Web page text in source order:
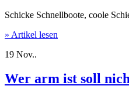
Schicke Schnellboote, coole
» Artikel lesen
19 Nov..
Wer arm ist soll